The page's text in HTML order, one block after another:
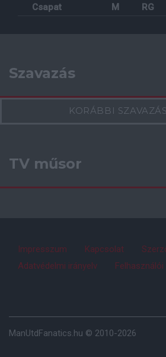
Csapat M RG
Szavazás
KORÁBBI
TV műsor
Impresszum Kapcsolat
Adatvédelmi irányelv
ManUtdFanatics.hu © 2010-2026